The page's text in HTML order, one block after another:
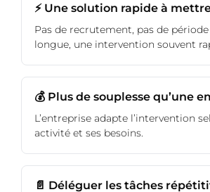
⚡ Une solution rapide à
Pas de recrutement, pas de
longue, une intervention souvent
💰 Plus de souplesse qu’une
L’entreprise adapte l’intervention
activité et ses besoins.
📄 Déléguer les tâches